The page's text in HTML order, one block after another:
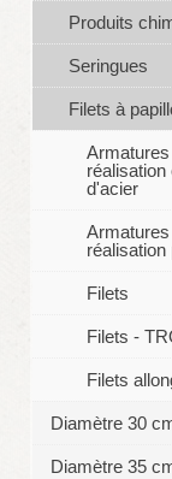
Produits
Seringues
Filets à
réalisation
d'acier
réalisation
Filets
Filets -
Filets
Diamètre 30
Diamètre 35